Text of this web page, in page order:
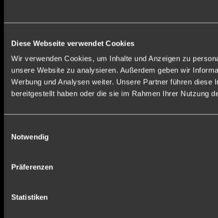
Diese Webseite verwendet Cookies
Wir verwenden Cookies, um Inhalte und Anzeigen zu
unsere Website zu analysieren. Außerdem geben wir
Werbung und Analysen weiter. Unsere Partner führen
bereitgestellt haben oder die sie im Rahmen Ihrer Nutzung
Notwendig
Präferenzen
Statistiken